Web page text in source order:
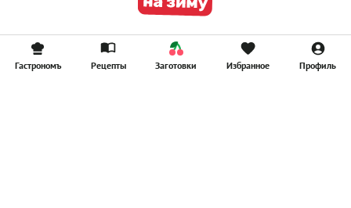
Гастрономъ Рецепты Заготовки Избранное Профиль